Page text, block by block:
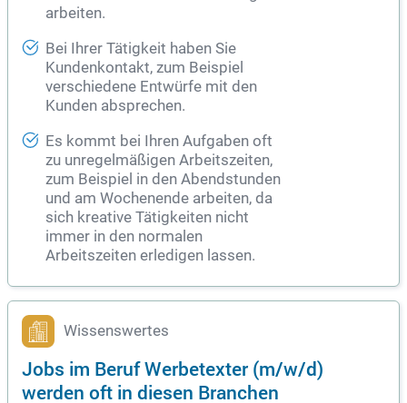
arbeiten.
Bei Ihrer Tätigkeit haben Sie
Kundenkontakt, zum Beispiel
verschiedene Entwürfe mit den
Kunden absprechen.
Es kommt bei Ihren Aufgaben oft
zu unregelmäßigen Arbeitszeiten,
zum Beispiel in den Abendstunden
und am Wochenende arbeiten, da
sich kreative Tätigkeiten nicht
immer in den normalen
Arbeitszeiten erledigen lassen.
Wissenswertes
Jobs im Beruf Werbetexter (m/w/d)
werden oft in diesen Branchen